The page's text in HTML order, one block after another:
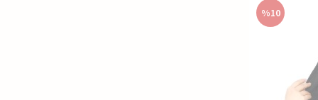
%10